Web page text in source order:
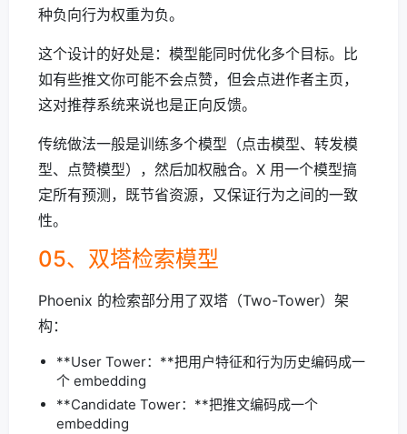
种负向行为权重为负。
这个设计的好处是：模型能同时优化多个目标。比
如有些推文你可能不会点赞，但会点进作者主页，
这对推荐系统来说也是正向反馈。
传统做法一般是训练多个模型（点击模型、转发模
型、点赞模型），然后加权融合。X 用一个模型搞
定所有预测，既节省资源，又保证行为之间的一致
性。
05、双塔检索模型
Phoenix 的检索部分用了双塔（Two-Tower）架
构：
**User Tower：**把用户特征和行为历史编码成一
个 embedding
**Candidate Tower：**把推文编码成一个
embedding